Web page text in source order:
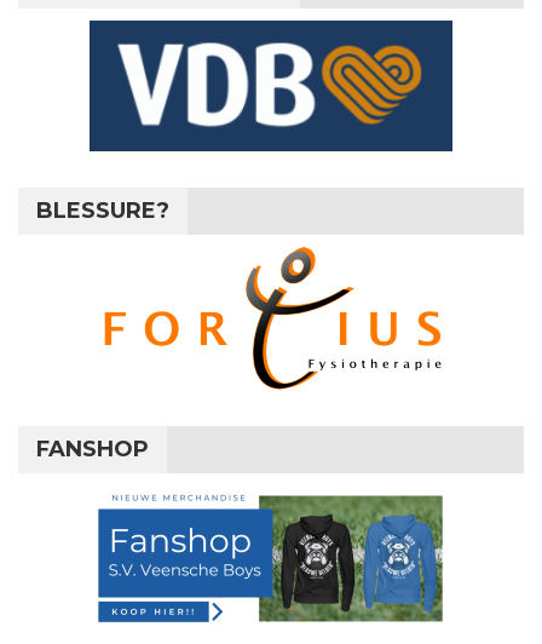
BLESSURE?
FANSHOP